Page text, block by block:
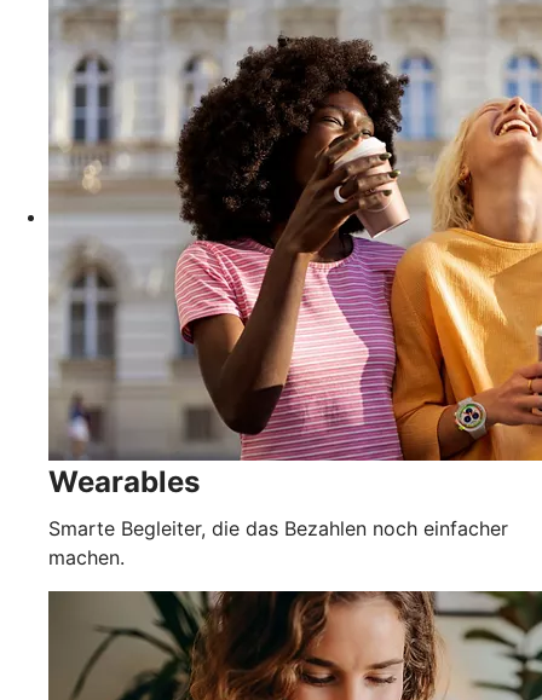
Wearables
Smarte Begleiter, die das Bezahlen noch einfacher
machen.